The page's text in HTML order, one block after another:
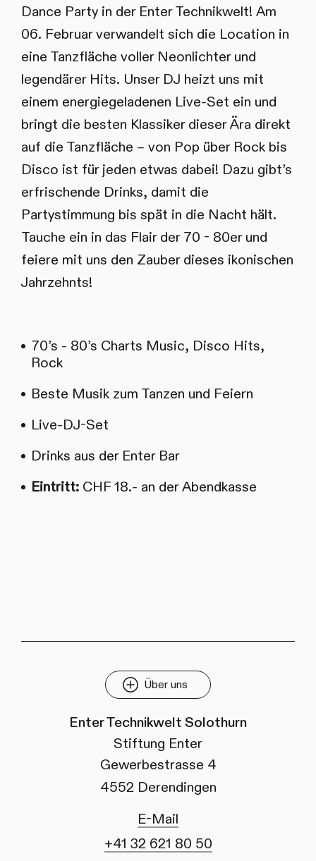
Dance Party in der Enter Technikwelt! Am
06. Februar verwandelt sich die Location in
eine Tanzfläche voller Neonlichter und
legendärer Hits. Unser DJ heizt uns mit
einem energiegeladenen Live-Set ein und
bringt die besten Klassiker dieser Ära direkt
auf die Tanzfläche – von Pop über Rock bis
Disco ist für jeden etwas dabei! Dazu gibt’s
erfrischende Drinks, damit die
Partystimmung bis spät in die Nacht hält.
Tauche ein in das Flair der 70 - 80er und
feiere mit uns den Zauber dieses ikonischen
Jahrzehnts!
70’s - 80’s Charts Music, Disco Hits,
Rock
Beste Musik zum Tanzen und Feiern
Live-DJ-Set
Drinks aus der Enter Bar
Eintritt:CHF 18.- an der Abendkasse
Über uns
Enter Technikwelt Solothurn
Stiftung Enter
Gewerbestrasse 4
4552 Derendingen
E-Mail
+41 32 621 80 50